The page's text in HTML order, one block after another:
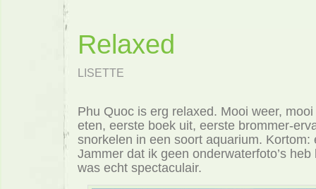
Relaxed
LISETTE
Phu Quoc is erg relaxed. Mooi weer,
eten, eerste boek uit, eerste brommer-
snorkelen in een soort aquarium. Kortom:
Jammer dat ik geen onderwaterfoto’s
was echt spectaculair.